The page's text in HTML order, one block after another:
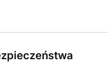
Masz
Oddzwonimy w